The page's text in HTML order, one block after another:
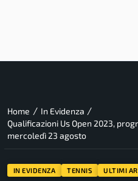
Home / In Evidenza /
Qualificazioni Us Open 2023,
mercoledì 23 agosto
IN EVIDENZA TENNIS ULTIMI